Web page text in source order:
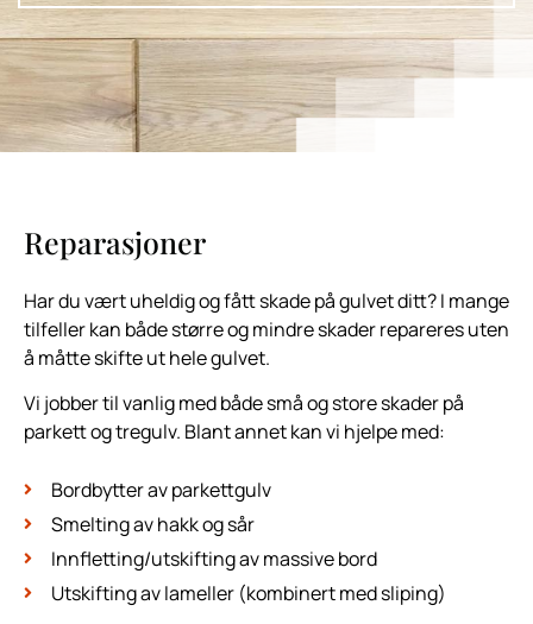
Reparasjoner
Har du vært uheldig og fått skade på gulvet ditt? I mange
tilfeller kan både større og mindre skader repareres uten
å måtte skifte ut hele gulvet.
Vi jobber til vanlig med både små og store skader på
parkett og tregulv. Blant annet kan vi hjelpe med:
Bordbytter av parkettgulv
Smelting av hakk og sår
Innfletting/utskifting av massive bord
Utskifting av lameller (kombinert med sliping)